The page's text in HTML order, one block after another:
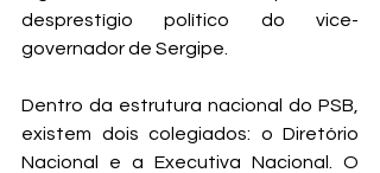
desprestígio político do vice-
governador de Sergipe.
Dentro da estrutura nacional do PSB,
existem dois colegiados: o Diretório
Nacional e a Executiva Nacional. O